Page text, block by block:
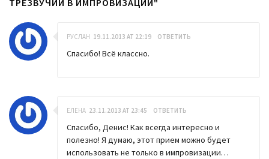
ТРЕЗВУЧИЙ В ИМПРОВИЗАЦИИ"
РУСЛАН 19.11.2013 AT 22:19 ОТВЕТИТЬ
Спасибо! Всё классно.
ЕЛЕНА 23.11.2013 AT 23:45 ОТВЕТИТЬ
Спасибо, Денис! Как всегда интересно и
полезно! Я думаю, этот прием можно будет
использовать не только в импровизации…